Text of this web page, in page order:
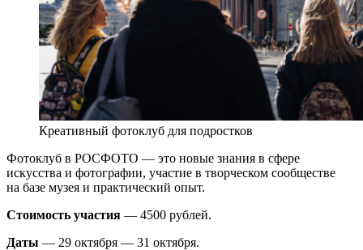
Креативный фотоклуб для подростков
Фотоклуб в РОСФОТО — это новые знания в сфере
искусства и фотографии, участие в творческом сообществе
на базе музея и практический опыт.
Стоимость участия — 4500 рублей.
Даты — 29 октября — 31 октября.